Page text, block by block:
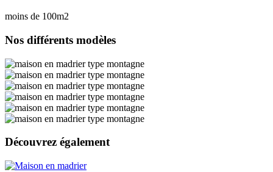
moins de 100m2
Nos différents modèles
Découvrez également